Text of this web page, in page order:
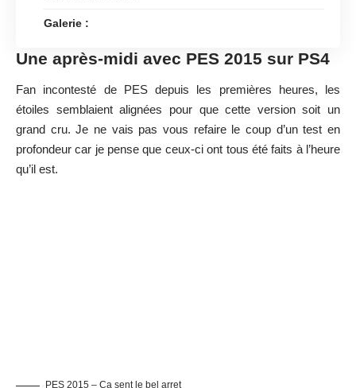
Galerie :
Une après-midi avec PES 2015 sur PS4
Fan incontesté de PES depuis les premières heures, les
étoiles semblaient alignées pour que cette version soit un
grand cru. Je ne vais pas vous refaire le coup d’un test en
profondeur car je pense que ceux-ci ont tous été faits à l’heure
qu’il est.
PES 2015 – Ca sent le bel arret